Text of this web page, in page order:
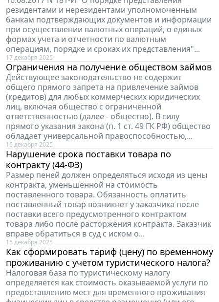
резидентами и нерезидентами уполномоченным
банкам подтверждающих документов и информации
при осуществлении валютных операций, о единых
формах учета и отчетности по валютным
операциям, порядке и сроках их представления"...
17 декабря 2025
Ограничения на получение обществом займов
Действующее законодательство не содержит
общего прямого запрета на привлечение займов
(кредитов) для любых коммерческих юридических
лиц, включая общество с ограниченной
ответственностью (далее - общество). В силу
прямого указания закона (п. 1 ст. 49 ГК РФ) общество
обладает универсальной правоспособностью,...
16 декабря 2025
Нарушение срока поставки товара по
контракту (44-ФЗ)
Размер пеней должен определяться исходя из цены
контракта, уменьшенной на стоимость
поставленного товара. Обязанность оплатить
поставленный товар возникнет у заказчика после
поставки всего предусмотренного контрактом
товара либо после расторжения контракта. Заказчик
вправе обратиться в суд с иском о...
15 декабря 2025
Как сформировать тариф (цену) по временному
проживанию с учетом туристического налога?
Налоговая база по туристическому налогу
определяется как стоимость оказываемой услуги по
предоставлению мест для временного проживания